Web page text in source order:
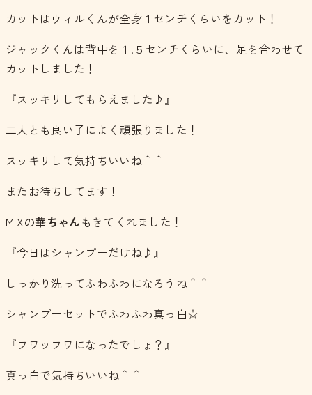
カットはウィルくんが全身１センチくらいをカット！
ジャックくんは背中を１.５センチくらいに、足を合わせて
カットしました！
『スッキリしてもらえました♪』
二人とも良い子によく頑張りました！
スッキリして気持ちいいね＾＾
またお待ちしてます！
MIXの華ちゃんもきてくれました！
『今日はシャンプーだけね♪』
しっかり洗ってふわふわになろうね＾＾
シャンプーセットでふわふわ真っ白☆
『フワッフワになったでしょ？』
真っ白で気持ちいいね＾＾